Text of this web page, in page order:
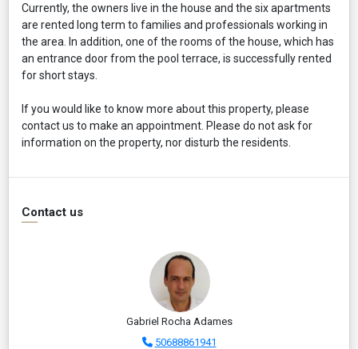
Currently, the owners live in the house and the six apartments
are rented long term to families and professionals working in
the area. In addition, one of the rooms of the house, which has
an entrance door from the pool terrace, is successfully rented
for short stays.
If you would like to know more about this property, please
contact us to make an appointment. Please do not ask for
information on the property, nor disturb the residents.
Contact us
Gabriel Rocha Adames
50688861941